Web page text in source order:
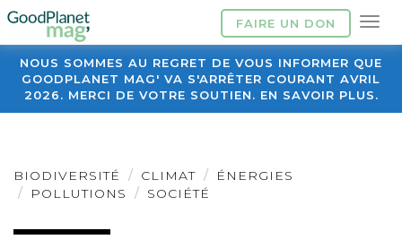
FAIRE UN DON
NOUS SOMMES AU REGRET DE VOUS INFORMER QUE
GOODPLANET MAG' VA S'ARRÊTER COURANT AVRIL
2026. MERCI DE VOTRE SOUTIEN. EN SAVOIR PLUS.
BIODIVERSITÉ CLIMAT
ÉNERGIES
POLLUTIONS
SOCIÉTÉ